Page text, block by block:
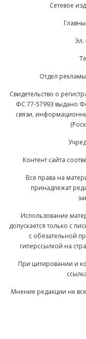
Сетевое
Эл.
Отдел
Свидетельство о
ФС 77-57993 выдано
связи,
Контент сайта
Все права на
принадлежат
Использование
допускается только с
с обязательной
гиперссылкой на
При цитировании и
Мнение редакции не